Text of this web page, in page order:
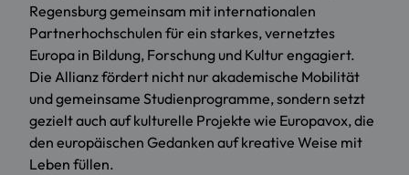
Regensburg gemeinsam mit internationalen
Partnerhochschulen für ein starkes, vernetztes
Europa in Bildung, Forschung und Kultur engagiert.
Die Allianz fördert nicht nur akademische Mobilität
und gemeinsame Studienprogramme, sondern setzt
gezielt auch auf kulturelle Projekte wie Europavox, die
den europäischen Gedanken auf kreative Weise mit
Leben füllen.